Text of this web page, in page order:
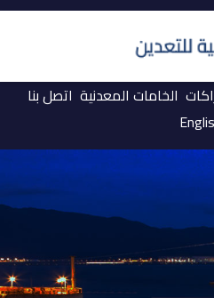
الخامات المعدنية اتصل بنا